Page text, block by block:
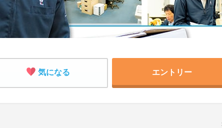
気になる エントリー